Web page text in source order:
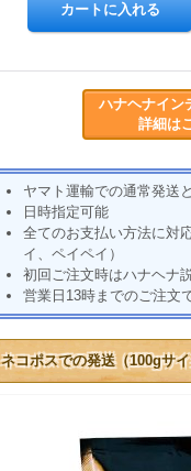
ハナヘナイン
詳細は
ヤマト運輸での通常発送
日時指定可能
全てのお支払い方法に対
イ、ペイペイ）
初回ご注文時はハナヘナ
営業日13時までのご注文
ネコポスでの発送（100gサ